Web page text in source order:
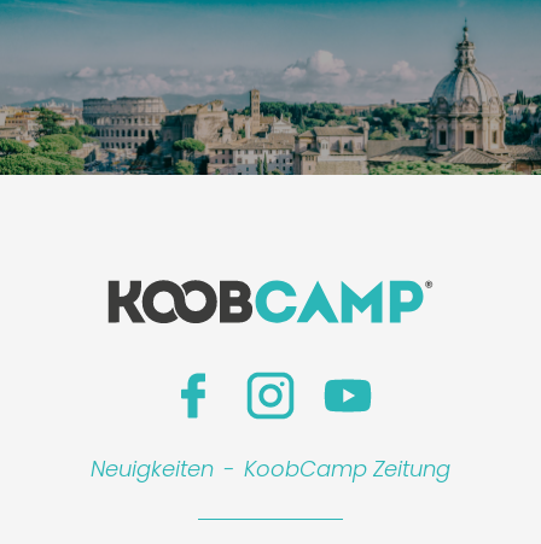
Neuigkeiten - KoobCamp Zeitung